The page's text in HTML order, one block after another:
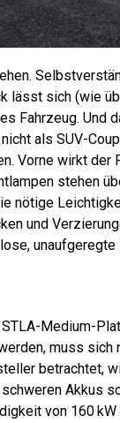
lässt sich (wie
Fahrzeug. Und
als SUV-
Vorne wirkt
stehen
nötige
und
Medium-
muss sich
betrachtet,
Akkus
von 160